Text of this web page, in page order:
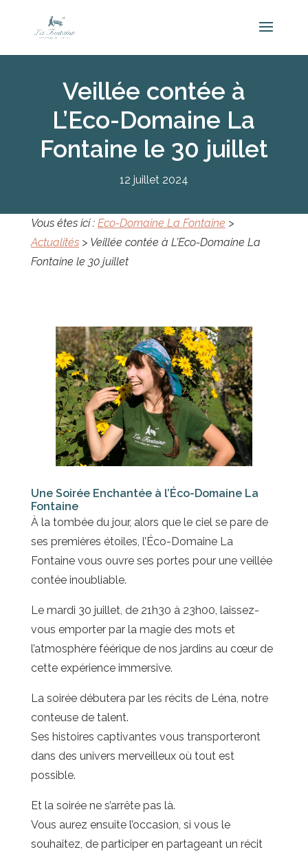
Veillée contée à
L’Eco-Domaine La
Fontaine le 30 juillet
12 juillet 2024
Vous êtes ici : Eco-Domaine La Fontaine >
Actualités> Veillée contée à L’Eco-Domaine La
Fontaine le 30 juillet
Une Soirée Enchantée à l’Éco-Domaine La
Fontaine
À la tombée du jour, alors que le ciel se pare de
ses premières étoiles, l’Éco-Domaine La
Fontaine vous ouvre ses portes pour une veillée
contée inoubliable.
Le mardi 30 juillet, de 21h30 à 23h00, laissez-
vous emporter par la magie des mots et
l’atmosphère féérique de nos jardins au cœur de
cette expérience immersive.
La soirée débutera par les récits de Léna, notre
conteuse de talent.
Ses histoires captivantes vous transporteront
dans des univers merveilleux où tout est
possible.
Et la soirée ne s’arrête pas là.
Vous aurez ensuite l’occasion, si vous le
souhaitez, de participer en partageant un récit